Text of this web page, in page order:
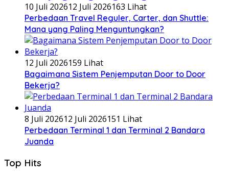
10 Juli 202612 Juli 2026163 Lihat
Perbedaan Travel Reguler, Carter, dan Shuttle:
Mana yang Paling Menguntungkan?
12 Juli 2026159 Lihat
Bagaimana Sistem Penjemputan Door to Door
Bekerja?
8 Juli 202612 Juli 2026151 Lihat
Perbedaan Terminal 1 dan Terminal 2 Bandara
Juanda
Top Hits